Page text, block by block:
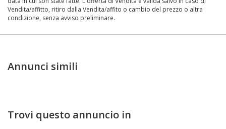
Vendita/affitto, ritiro dalla Vendita/affito o cambio del prezzo o altra
condizione, senza avviso preliminare.
Annunci simili
Trovi questo annuncio in